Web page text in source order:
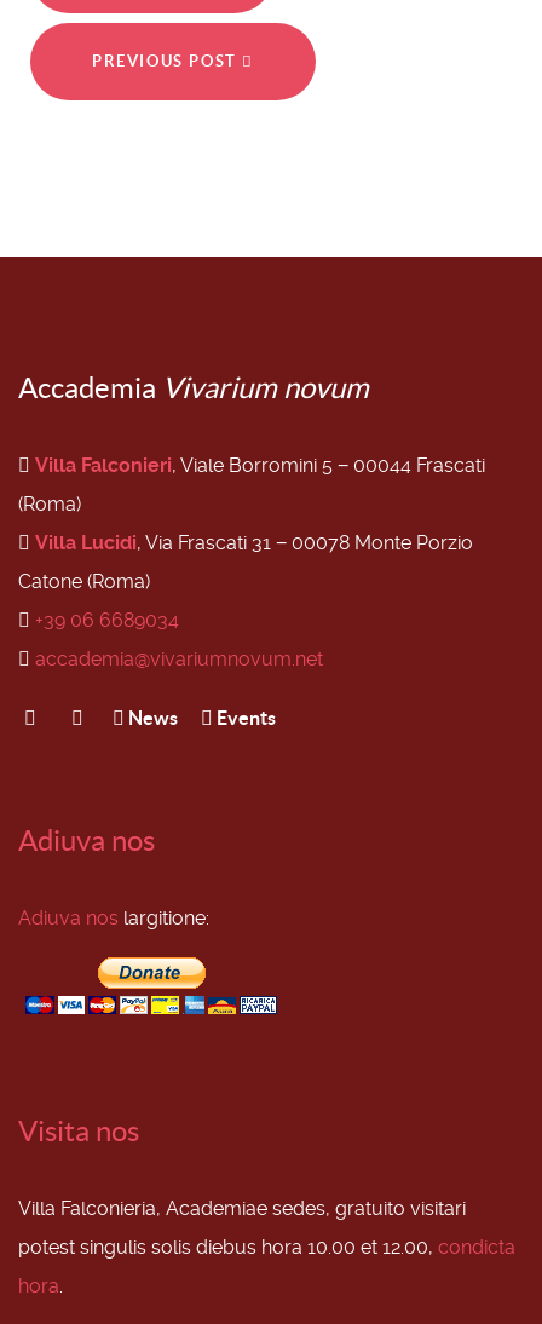
PREVIOUS POST
Accademia Vivarium novum
Villa Falconieri, Viale Borromini 5 − 00044 Frascati
(Roma)
Villa Lucidi, Via Frascati 31 − 00078 Monte Porzio
Catone (Roma)
+39 06 6689034
accademia@vivariumnovum.net
News Events
Adiuva nos
Adiuva nos largitione:
Visita nos
Villa Falconieria, Academiae sedes, gratuito visitari
potest singulis solis diebus hora 10.00 et 12.00, condicta
hora